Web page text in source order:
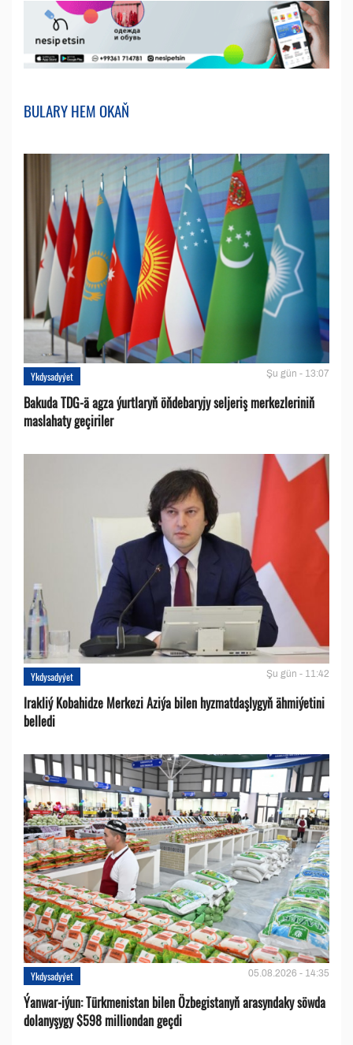
BULARY HEM OKAŇ
Ykdysadyýet Şu gün - 13:07
Bakuda TDG-ä agza ýurtlaryň öňdebaryjy seljeriş merkezleriniň
maslahaty geçiriler
Ykdysadyýet Şu gün - 11:42
Irakliý Kobahidze Merkezi Aziýa bilen hyzmatdaşlygyň ähmiýetini
belledi
Ykdysadyýet 05.08.2026 - 14:35
Ýanwar-iýun: Türkmenistan bilen Özbegistanyň arasyndaky söwda
dolanyşygy $598 milliondan geçdi